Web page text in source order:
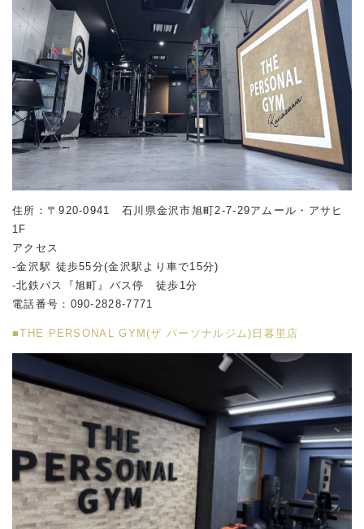
住所：〒920-0941 石川県金沢市旭町2-7-29アムール・アサヒ
1F
アクセス
-金沢駅 徒歩55分(金沢駅より車で15分)
-北鉄バス『旭町』バス停 徒歩1分
電話番号：090-2828-7771
■THE PERSONAL GYM(ザ パーソナルジム)日暮里店